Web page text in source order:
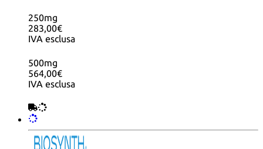
250mg
283,00€
IVA esclusa
500mg
564,00€
IVA esclusa